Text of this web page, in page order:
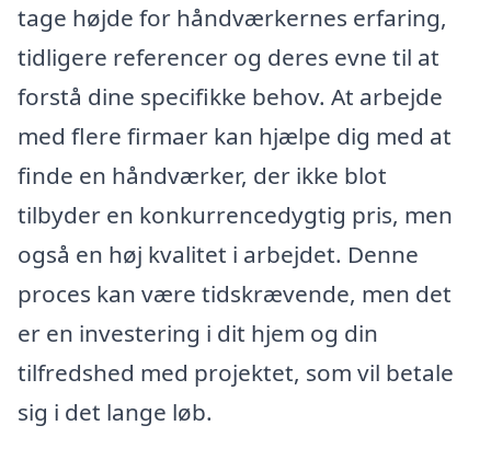
tage højde for håndværkernes erfaring,
tidligere referencer og deres evne til at
forstå dine specifikke behov. At arbejde
med flere firmaer kan hjælpe dig med at
finde en håndværker, der ikke blot
tilbyder en konkurrencedygtig pris, men
også en høj kvalitet i arbejdet. Denne
proces kan være tidskrævende, men det
er en investering i dit hjem og din
tilfredshed med projektet, som vil betale
sig i det lange løb.